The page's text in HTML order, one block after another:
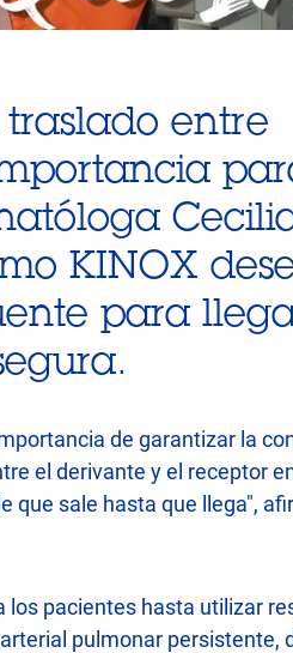
entre
KINOX
para
de garantizar la
el derivante y el receptor
que sale hasta que llega",
los pacientes hasta utilizar
pulmonar persistente,